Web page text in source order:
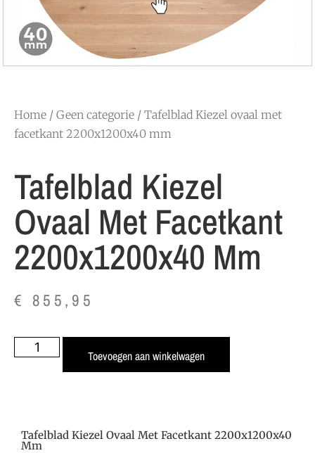
Home / Geen categorie / Tafelblad Kiezel ovaal met
facetkant 2200x1200x40 mm
Tafelblad Kiezel
Ovaal Met Facetkant
2200x1200x40 Mm
€ 855,95
Toevoegen aan winkelwagen
Tafelblad Kiezel Ovaal Met Facetkant 2200x1200x40
Mm